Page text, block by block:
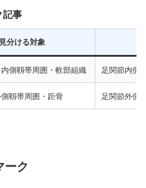
記事
見分ける対象
側靱帯周囲・軟部組織 足関節内側
靱帯周囲・距骨 足関節外側
ーク